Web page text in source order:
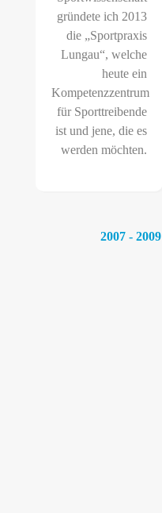
gründete ich 2013
die „Sportpraxis
Lungau“, welche
heute ein
Kompetenzzentrum
für Sporttreibende
ist und jene, die es
werden möchten.
2007 - 2009